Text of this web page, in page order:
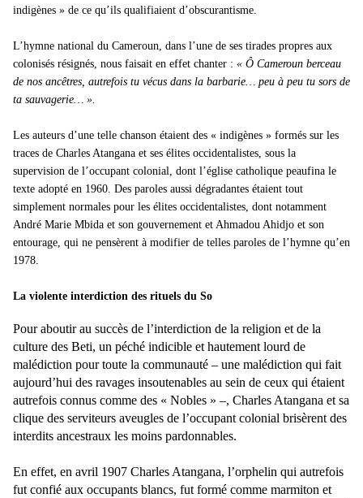
indigènes » de ce qu’ils qualifiaient d’obscurantisme.
L’hymne national du Cameroun, dans l’une de ses tirades propres aux
colonisés résignés, nous faisait en effet chanter : « Ô Cameroun berceau
de nos ancêtres, autrefois tu vécus dans la barbarie… peu à peu tu sors de
ta sauvagerie… ».
Les auteurs d’une telle chanson étaient des « indigènes » formés sur les
traces de Charles Atangana et ses élites occidentalistes, sous la
supervision de l’occupant colonial, dont l’église catholique peaufina le
texte adopté en 1960. Des paroles aussi dégradantes étaient tout
simplement normales pour les élites occidentalistes, dont notamment
André Marie Mbida et son gouvernement et Ahmadou Ahidjo et son
entourage, qui ne pensèrent à modifier de telles paroles de l’hymne qu’en
1978.
La violente interdiction des rituels du So
Pour aboutir au succès de l’interdiction de la religion et de la
culture des Beti, un péché indicible et hautement lourd de
malédiction pour toute la communauté – une malédiction qui fait
aujourd’hui des ravages insoutenables au sein de ceux qui étaient
autrefois connus comme des « Nobles » –, Charles Atangana et sa
clique des serviteurs aveugles de l’occupant colonial brisèrent des
interdits ancestraux les moins pardonnables.
En effet, en avril 1907 Charles Atangana, l’orphelin qui autrefois
fut confié aux occupants blancs, fut formé comme marmiton et